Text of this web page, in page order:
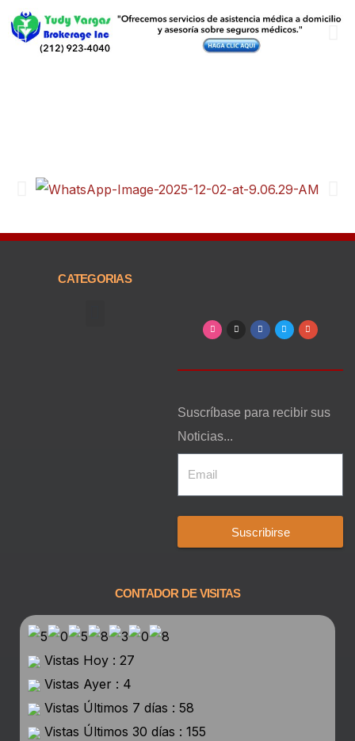
CATEGORIAS
Suscríbase para recibir sus
Noticias...
Suscribirse
CONTADOR DE VISITAS
Vistas Hoy : 27
Vistas Ayer : 4
Vistas Últimos 7 días : 58
Vistas Últimos 30 días : 155